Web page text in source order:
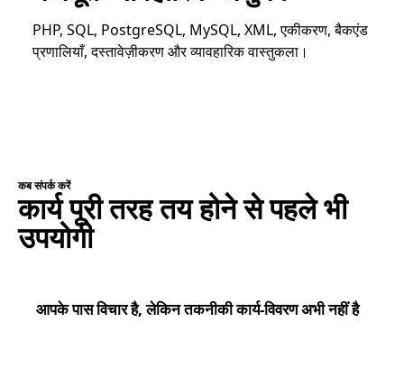
PHP, SQL, PostgreSQL, MySQL, XML, एकीकरण, बैकएंड
प्रणालियाँ, दस्तावेज़ीकरण और व्यावहारिक वास्तुकला।
कब संपर्क करें
कार्य पूरी तरह तय होने से पहले भी
उपयोगी
आपके पास विचार है, लेकिन तकनीकी कार्य-विवरण अभी नहीं है